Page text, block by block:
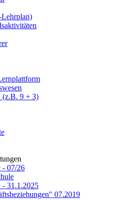
(z.B. 9 + 3)
- 07/26
- 31.1.2025
07.2019